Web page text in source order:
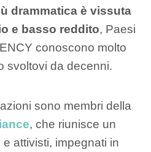
drammatica è vissuta
e basso reddito, Paesi
conoscono molto
svoltovi da decenni.
sono membri della
, che riunisce un
attivisti, impegnati in